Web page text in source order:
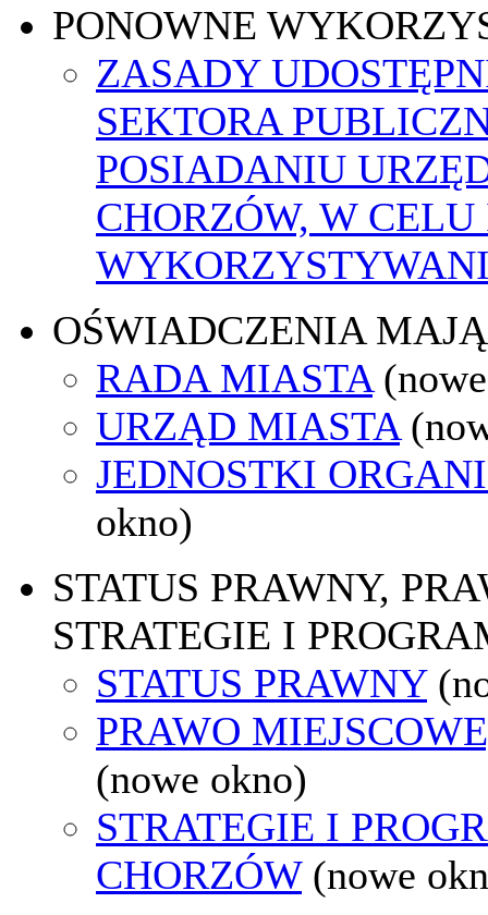
PONOWNE
ZASADY
SEKTORA
POSIADANIU
CHORZÓW, W
OŚWIADCZENIA
RADA MIASTA
URZĄD MIASTA
JEDNOSTKI
okno)
STATUS PRAWNY,
STRATEGIE I
STATUS PRAWNY
PRAWO
(nowe okno)
STRATEGIE I
CHORZÓW (nowe